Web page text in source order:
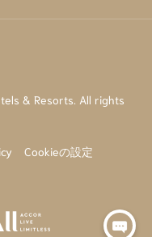
& Resorts. All rights
Cookieの設定